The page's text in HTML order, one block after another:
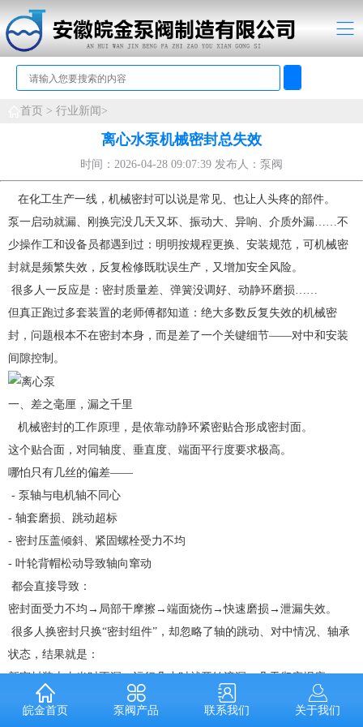
皖金首页 泵阀产品 联系我们 关于我们
首页 > 行业新闻>
离心水泵机械密封总失效
时间：2026-04-28 09:07:39 发布人：泵阀
在化工生产一线，机械密封可以说是常见、也让人头疼的部件。
泵一启动就漏、刚换完没几天又坏、振动大、异响、介质外漏……不
少操作工和设备员都遇到过：明明按规程更换、安装规范，可机械密
封就是频繁失效，反复检修既耽误生产，又增加安全风险。
很多人一反应是：密封质量差、弹簧没调好、动静环磨损……
但真正跑过多套装置的老师傅都知道：绝大多数反复失效的机械密
封，问题根本不在密封本身，而是差了一个关键细节——对中和安装
间隙控制。
一、差之毫厘，漏之千里
机械密封的工作原理，是依靠动静环紧密贴合形成密封面。
这个贴合面，对同轴度、垂直度、端面平行度要求极高。
哪怕只有几丝的偏差——
- 泵轴与电机轴不同心
- 轴套磨损、跳动超标
- 密封压盖倾斜、紧固螺栓受力不均
- 叶轮背帽松动导致轴向窜动
都会直接导致：
密封面受力不均→局部干摩擦→端面烧伤→快速磨损→泄漏失效。
很多人换密封只换“密封组件”，却忽略了轴的跳动、对中情况、轴承
状态，结果就是：
新密封装上去当时不漏，运行几小时就开始滴漏，几天彻底报废。
二、想让密封少坏，记住这几点